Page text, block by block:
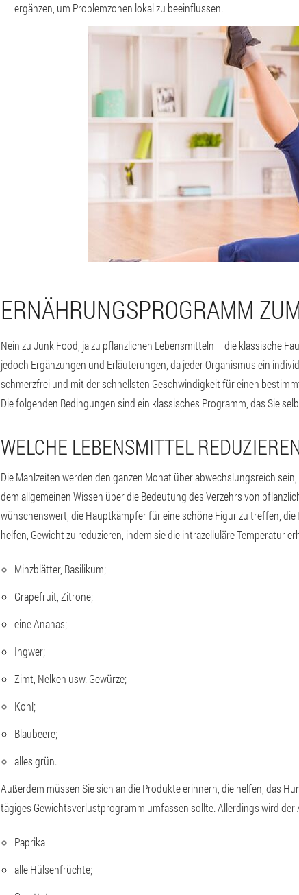
ergänzen, um Problemzonen lokal zu beeinflussen.
ERNÄHRUNGSPROGRAMM
Nein zu Junk Food, ja zu pflanzlichen Lebensmitteln – die klassische
jedoch Ergänzungen und Erläuterungen, da jeder Organismus ein
schmerzfrei und mit der schnellsten Geschwindigkeit für einen
Die folgenden Bedingungen sind ein klassisches Programm, das Sie
WELCHE LEBENSMITTEL
Die Mahlzeiten werden den ganzen Monat über abwechslungsreich
dem allgemeinen Wissen über die Bedeutung des Verzehrs von
wünschenswert, die Hauptkämpfer für eine schöne Figur zu treffen,
helfen, Gewicht zu reduzieren, indem sie die intrazelluläre Temperatur
Minzblätter, Basilikum;
Grapefruit, Zitrone;
eine Ananas;
Ingwer;
Zimt, Nelken usw. Gewürze;
Kohl;
Blaubeere;
alles grün.
Außerdem müssen Sie sich an die Produkte erinnern, die helfen, das
tägiges Gewichtsverlustprogramm umfassen sollte. Allerdings wird
Paprika
alle Hülsenfrüchte;